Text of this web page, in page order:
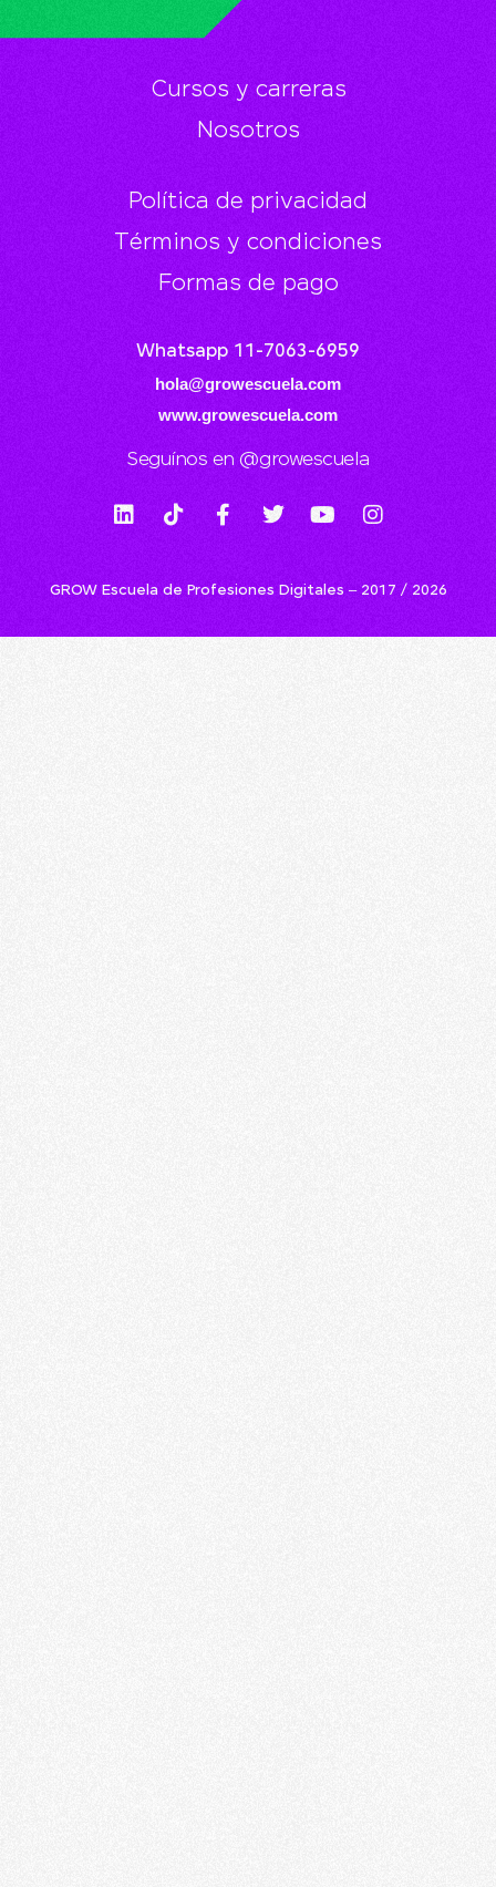
Cursos y carreras
Nosotros
Política de privacidad
Términos y condiciones
Formas de pago
Whatsapp 11-7063-6959
hola@growescuela.com
www.growescuela.com
Seguínos en @growescuela
GROW Escuela de Profesiones Digitales – 2017 / 2026